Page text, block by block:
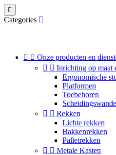

Categories
  Onze producten en
  Inrichting op maat
Ergonomische
Platformen
Toebehoren
  Rekken
Lichte rekken
Bakkenrekken
Palletrekken
  Metale Kasten